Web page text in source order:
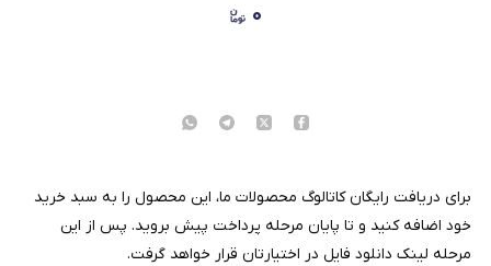
۰
برای دریافت رایگان کاتالوگ محصولات ما، این محصول را به سبد خرید
خود اضافه کنید و تا پایان مرحله پرداخت پیش بروید. پس از این
مرحله لینک دانلود فایل در اختیارتان قرار خواهد گرفت.